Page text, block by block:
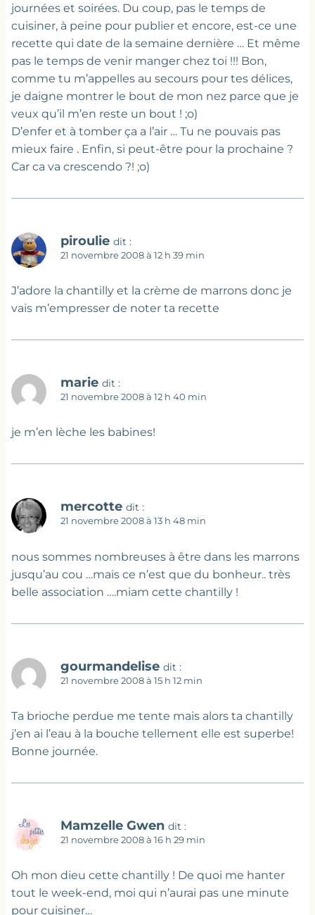
journées et soirées. Du coup, pas le temps de
cuisiner, à peine pour publier et encore, est-ce une
recette qui date de la semaine dernière … Et même
pas le temps de venir manger chez toi !!! Bon,
comme tu m’appelles au secours pour tes délices,
je daigne montrer le bout de mon nez parce que je
veux qu’il m’en reste un bout ! ;o)
D’enfer et à tomber ça a l’air … Tu ne pouvais pas
mieux faire . Enfin, si peut-être pour la prochaine ?
Car ca va crescendo ?! ;o)
piroulie dit :
21 novembre 2008 à 12 h 39 min
J’adore la chantilly et la crème de marrons donc je
vais m’empresser de noter ta recette
marie dit :
21 novembre 2008 à 12 h 40 min
je m’en lèche les babines!
mercotte dit :
21 novembre 2008 à 13 h 48 min
nous sommes nombreuses à être dans les marrons
jusqu’au cou …mais ce n’est que du bonheur.. très
belle association ….miam cette chantilly !
gourmandelise dit :
21 novembre 2008 à 15 h 12 min
Ta brioche perdue me tente mais alors ta chantilly
j’en ai l’eau à la bouche tellement elle est superbe!
Bonne journée.
Mamzelle Gwen dit :
21 novembre 2008 à 16 h 29 min
Oh mon dieu cette chantilly ! De quoi me hanter
tout le week-end, moi qui n’aurai pas une minute
pour cuisiner…